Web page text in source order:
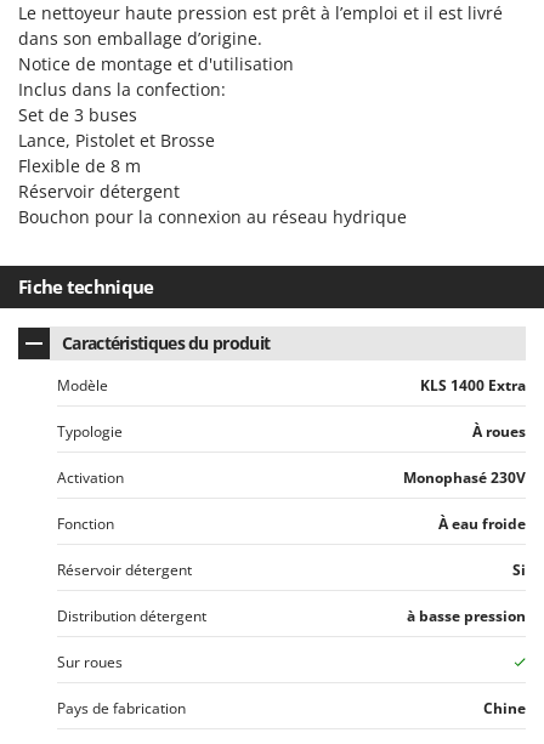
R
R.G.V.
Rato
Reber
Redback
Resto Italia
Ripartrak
Ritter
River Systems
Robomow
Rossofuoco
Rover Pompe
Royal Food
Ryobi
S.T.P.
Sbaraglia
Schnitzer
Le nettoyeur haute pression est prêt à l’emploi et il est livré
dans son emballage d’origine.
Notice de montage et d'utilisation
Inclus dans la confection:
Set de 3 buses
Lance, Pistolet et Brosse
Flexible de 8 m
Réservoir détergent
Bouchon pour la connexion au réseau hydrique
Fiche technique
Caractéristiques du produit
Modèle KLS 1400 Extra
Typologie À roues
Activation Monophasé 230V
Fonction À eau froide
Réservoir détergent Si
Distribution détergent à basse pression
Sur roues
Pays de fabrication Chine